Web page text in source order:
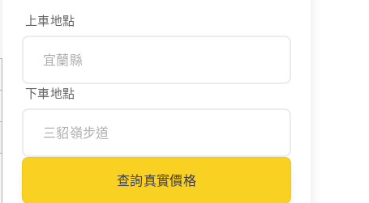
上車地點
下車地點
查詢真實價格